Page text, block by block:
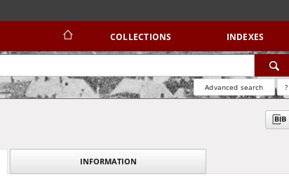
COLLECTIONS INDEXES
Advanced search ?
INFORMATION